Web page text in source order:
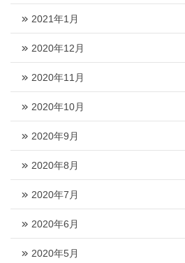
2021年1月
2020年12月
2020年11月
2020年10月
2020年9月
2020年8月
2020年7月
2020年6月
2020年5月